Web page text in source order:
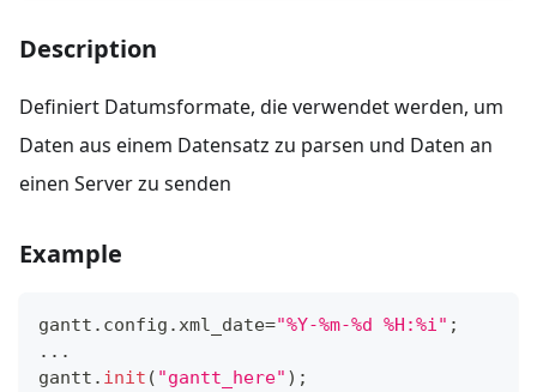
Description
Definiert Datumsformate, die verwendet werden, um
Daten aus einem Datensatz zu parsen und Daten an
einen Server zu senden
Example
gantt . config .xml_date="%Y-%m-%d %H:%i" ;
...
gantt . init ( "gantt_here" ) ;